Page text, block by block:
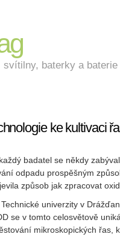
svítilny, baterky a
ke kultivaci
badatel se někdy
odpadu prospěšným
způsob jak zpracovat
univerzity v
se v tomto celosvětově
mikroskopických řas,